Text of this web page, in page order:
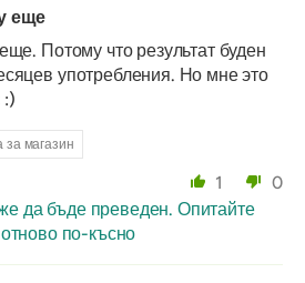
еще
Потому что результат буден
употребления. Но мне это
:)
за магазин
1
0
да бъде преведен. Опитайте
отново по-късно